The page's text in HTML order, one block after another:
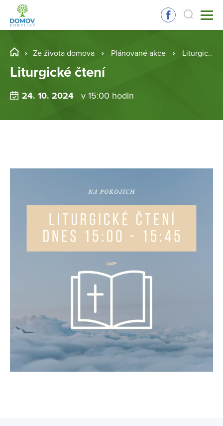
Ze života domova Plánované akce Liturgické čtení
Liturgické čtení
24. 10. 2024 v 15:00 hodin